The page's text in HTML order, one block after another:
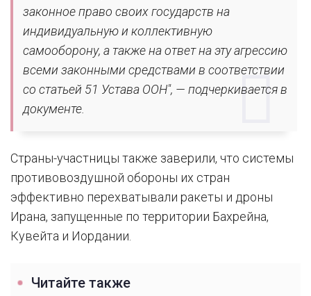
законное право своих государств на
индивидуальную и коллективную
самооборону, а также на ответ на эту агрессию
всеми законными средствами в соответствии
со статьей 51 Устава ООН", — подчеркивается в
документе.
Страны-участницы также заверили, что системы
противовоздушной обороны их стран
эффективно перехватывали ракеты и дроны
Ирана, запущенные по территории Бахрейна,
Кувейта и Иордании.
Читайте также